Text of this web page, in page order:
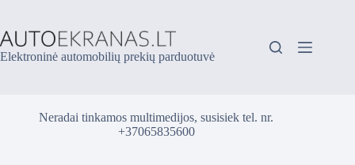
content
Elektroninė automobilių prekių parduotuvė
Neradai tinkamos multimedijos, susisiek tel. nr.
+37065835600